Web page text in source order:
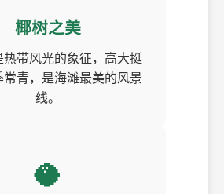
椰树之美
带风光的象征，高大挺
青，是海滩最美的风景
线。
🥥